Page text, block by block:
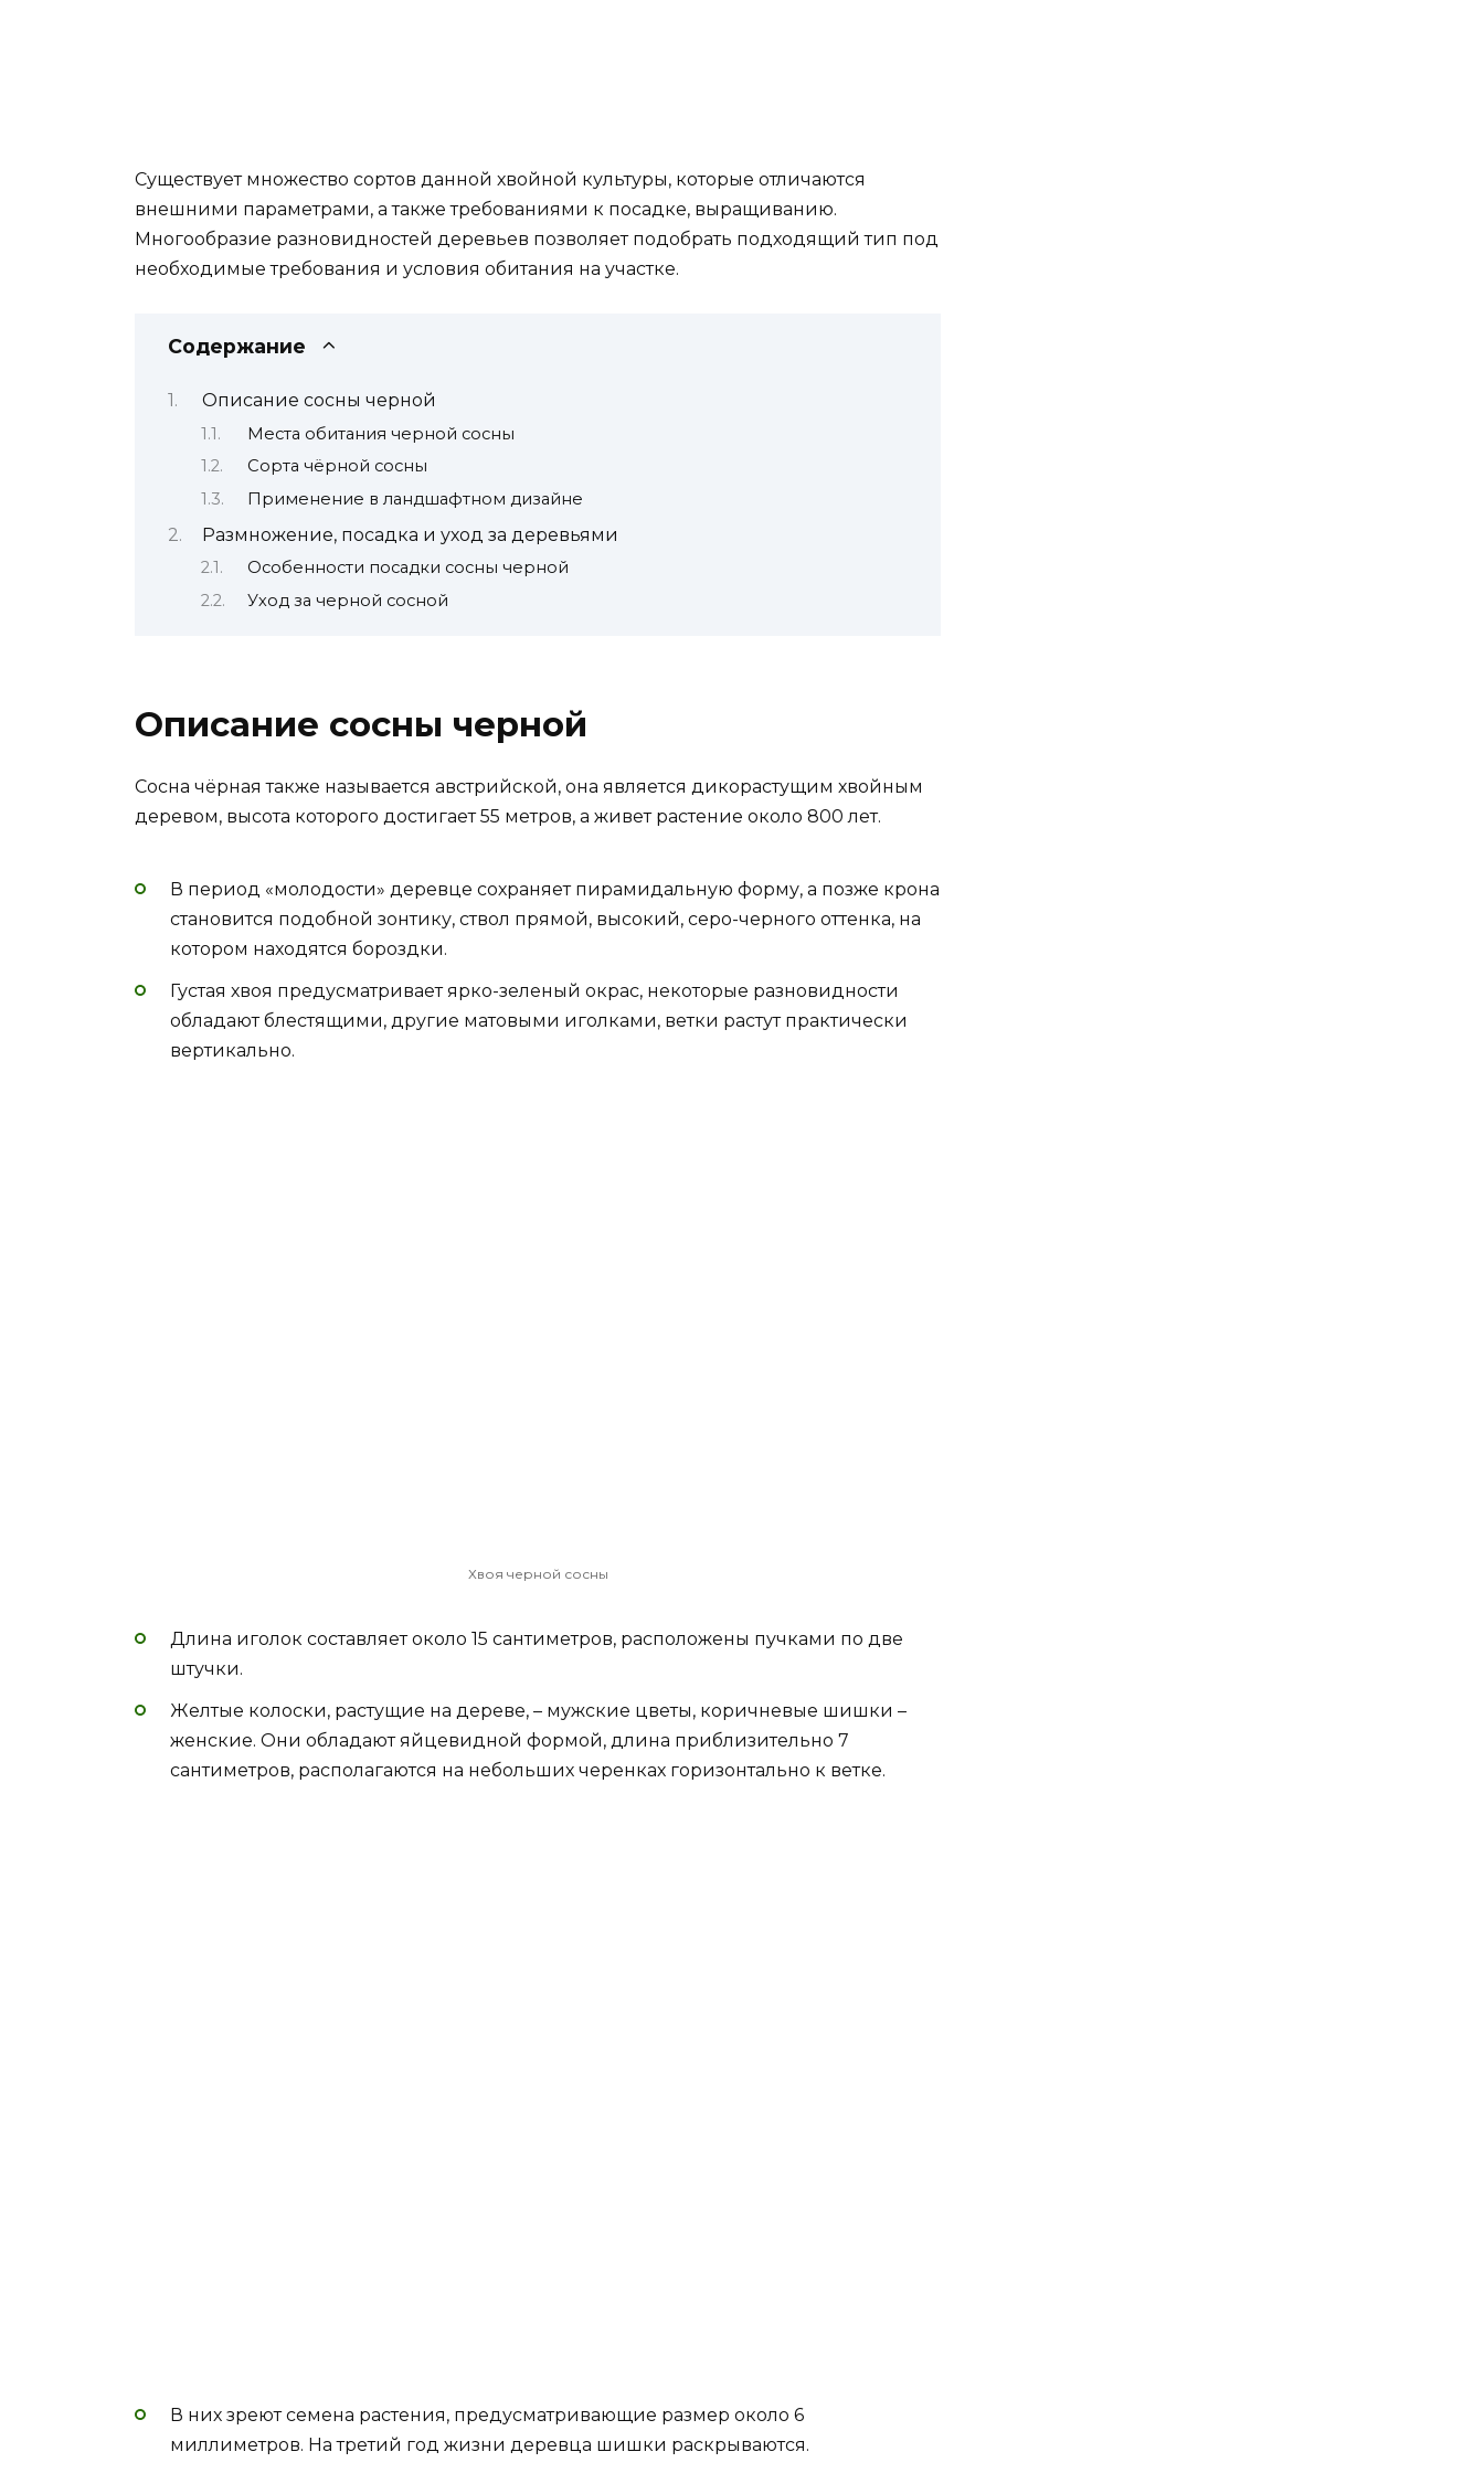
Существует множество сортов данной хвойной культуры, которые отличаются
внешними параметрами, а также требованиями к посадке, выращиванию.
Многообразие разновидностей деревьев позволяет подобрать подходящий тип под
необходимые требования и условия обитания на участке.
Содержание
Описание сосны черной
Места обитания черной сосны
Сорта чёрной сосны
Применение в ландшафтном дизайне
Размножение, посадка и уход за деревьями
Особенности посадки сосны черной
Уход за черной сосной
Описание сосны черной
Сосна чёрная также называется австрийской, она является дикорастущим хвойным
деревом, высота которого достигает 55 метров, а живет растение около 800 лет.
В период «молодости» деревце сохраняет пирамидальную форму, а позже крона
становится подобной зонтику, ствол прямой, высокий, серо-черного оттенка, на
котором находятся бороздки.
Густая хвоя предусматривает ярко-зеленый окрас, некоторые разновидности
обладают блестящими, другие матовыми иголками, ветки растут практически
вертикально.
Хвоя черной сосны
Длина иголок составляет около 15 сантиметров, расположены пучками по две
штучки.
Желтые колоски, растущие на дереве, – мужские цветы, коричневые шишки –
женские. Они обладают яйцевидной формой, длина приблизительно 7
сантиметров, располагаются на небольших черенках горизонтально к ветке.
В них зреют семена растения, предусматривающие размер около 6
миллиметров. На третий год жизни деревца шишки раскрываются.